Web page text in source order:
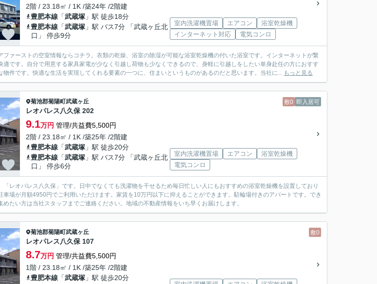
2階 / 23.18㎡ / 1K /築24年 /2階建
豊肥本線 「武蔵塚 」駅 徒歩18分
豊肥本線 「武蔵塚 」駅 バス7分 「武蔵ヶ丘北
口」 停歩9分
室内洗濯機置場 エアコン
浴室乾燥機
インターネット対応
電気コンロ
ファーストの空室情報ならコチラ。衣類の乾燥、浴室の除湿が可能な浴室乾燥機の付いた浴室です。インターネットが繋
適です。自分で用意する家具家電が少なく引越し荷物も少なくできるので、身軽に引越しをしたい単身赴任の方におすす
物件です。快適な生活を実現してくれる要素の一つに、住まいというものがあるのだと思います。当社に... もっと見る
敷0 即入居可
菊池郡菊陽町武蔵ヶ丘
レオパレス八久保 202
9.1万円 管理/共益費5,500円
2階 / 23.18㎡ / 1K /築25年 /2階建
豊肥本線 「武蔵塚 」駅 徒歩20分
豊肥本線 「武蔵塚 」駅 バス7分 「武蔵ヶ丘北
口」 停歩6分
室内洗濯機置場 エアコン
浴室乾燥機
電気コンロ
「レオパレス八久保」です。日中でなくても洗濯物を干せるため毎日忙しい人にもおすすめの浴室乾燥機を設置しており
車場が月額4950円でご利用いただけます。家賃を10万円以下に抑えることができます。駐輪場付きのアパートです。でき
めたい方は当社スタッフまでご連絡ください。地域の不動産情報をいち早くお届けします。
敷0
菊池郡菊陽町武蔵ヶ丘
レオパレス八久保 107
8.7万円 管理/共益費5,500円
1階 / 23.18㎡ / 1K /築25年 /2階建
豊肥本線 「武蔵塚 」駅 徒歩20分